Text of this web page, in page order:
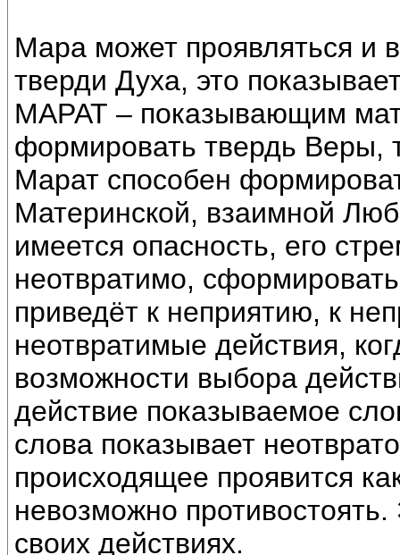
Мара может проявляться и
тверди Духа, это
МАРАТ – показывающим
формировать твердь Веры,
Марат способен
Материнской, взаимной
имеется опасность, его
неотвратимо,
приведёт к неприятию, к
неотвратимые действия,
возможности выбора
действие показываемое
слова показывает
происходящее проявится
невозможно
своих действиях.